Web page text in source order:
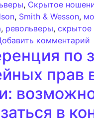
, Скрытое
, Smith & Wesson,
, револьверы,
комментарий
по
прав
в